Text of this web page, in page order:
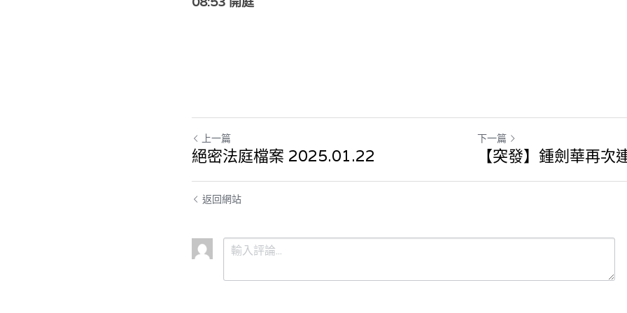
上一篇
絕密法庭檔案 2025.01.22
下一篇
【突發】鍾劍華再次
返回網站